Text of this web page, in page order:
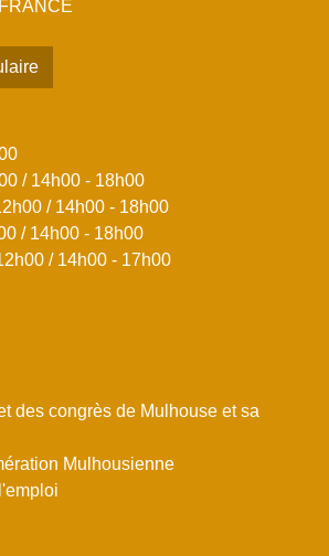
/ 14h00 - 18h00
/ 14h00 - 18h00
/ 14h00 - 18h00
/ 14h00 - 17h00
des congrès de Mulhouse et sa
Mulhousienne